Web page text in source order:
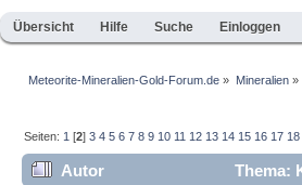
Übersicht Hilfe Suche Einloggen
Meteorite-Mineralien-Gold-Forum.de » Mineralien»
Seiten: 1 [2]3 4 5 6 7 8 9 10 11 12 13 14 15 16 17 18
Autor Thema: